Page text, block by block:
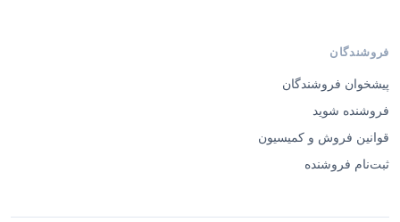
فروشندگان
پیشخوان فروشندگان
فروشنده شوید
قوانین فروش و کمیسیون
ثبت‌نام فروشنده